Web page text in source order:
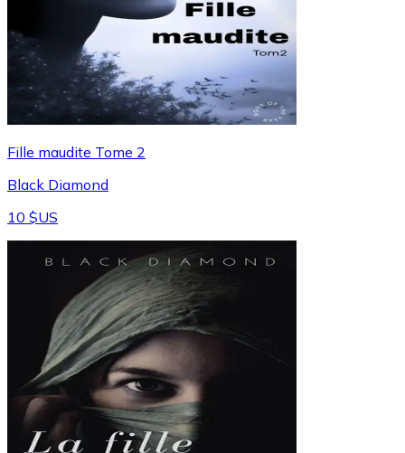
Fille maudite Tome 2
Black Diamond
10 $US